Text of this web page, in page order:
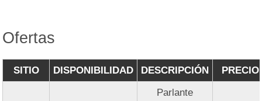
Ofertas
SITIO DISPONIBILIDAD DESCRIPCIÓN PRECIO
Parlante